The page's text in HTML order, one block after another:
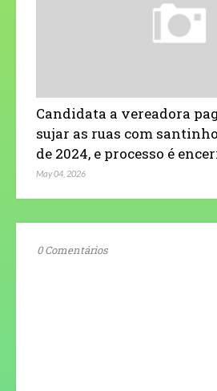
Candidata a vereadora
sujar as ruas com
de 2024, e processo é
May 04, 2026
0 Comentários